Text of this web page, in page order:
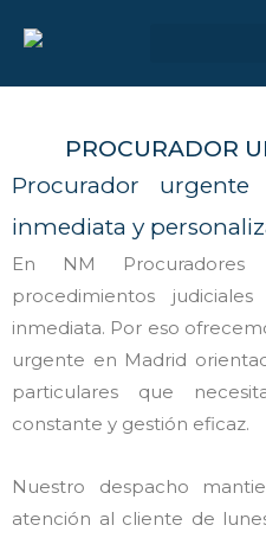
PROCURADOR
Procurador
inmediata y
En NM Procuradores
procedimientos
inmediata. Por eso
urgente en Madrid
particulares que
constante y gestión eficaz.
Nuestro despacho
atención al cliente de